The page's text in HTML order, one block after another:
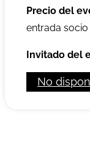
Precio del
entrada socio
Invitado del
No